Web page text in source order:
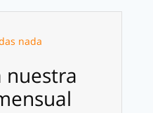
nada
nuestra